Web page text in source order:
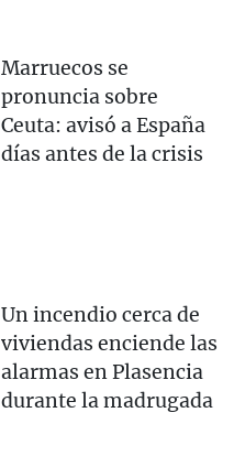
Marruecos se
pronuncia sobre
Ceuta: avisó a España
días antes de la crisis
Un incendio cerca de
viviendas enciende las
alarmas en Plasencia
durante la madrugada